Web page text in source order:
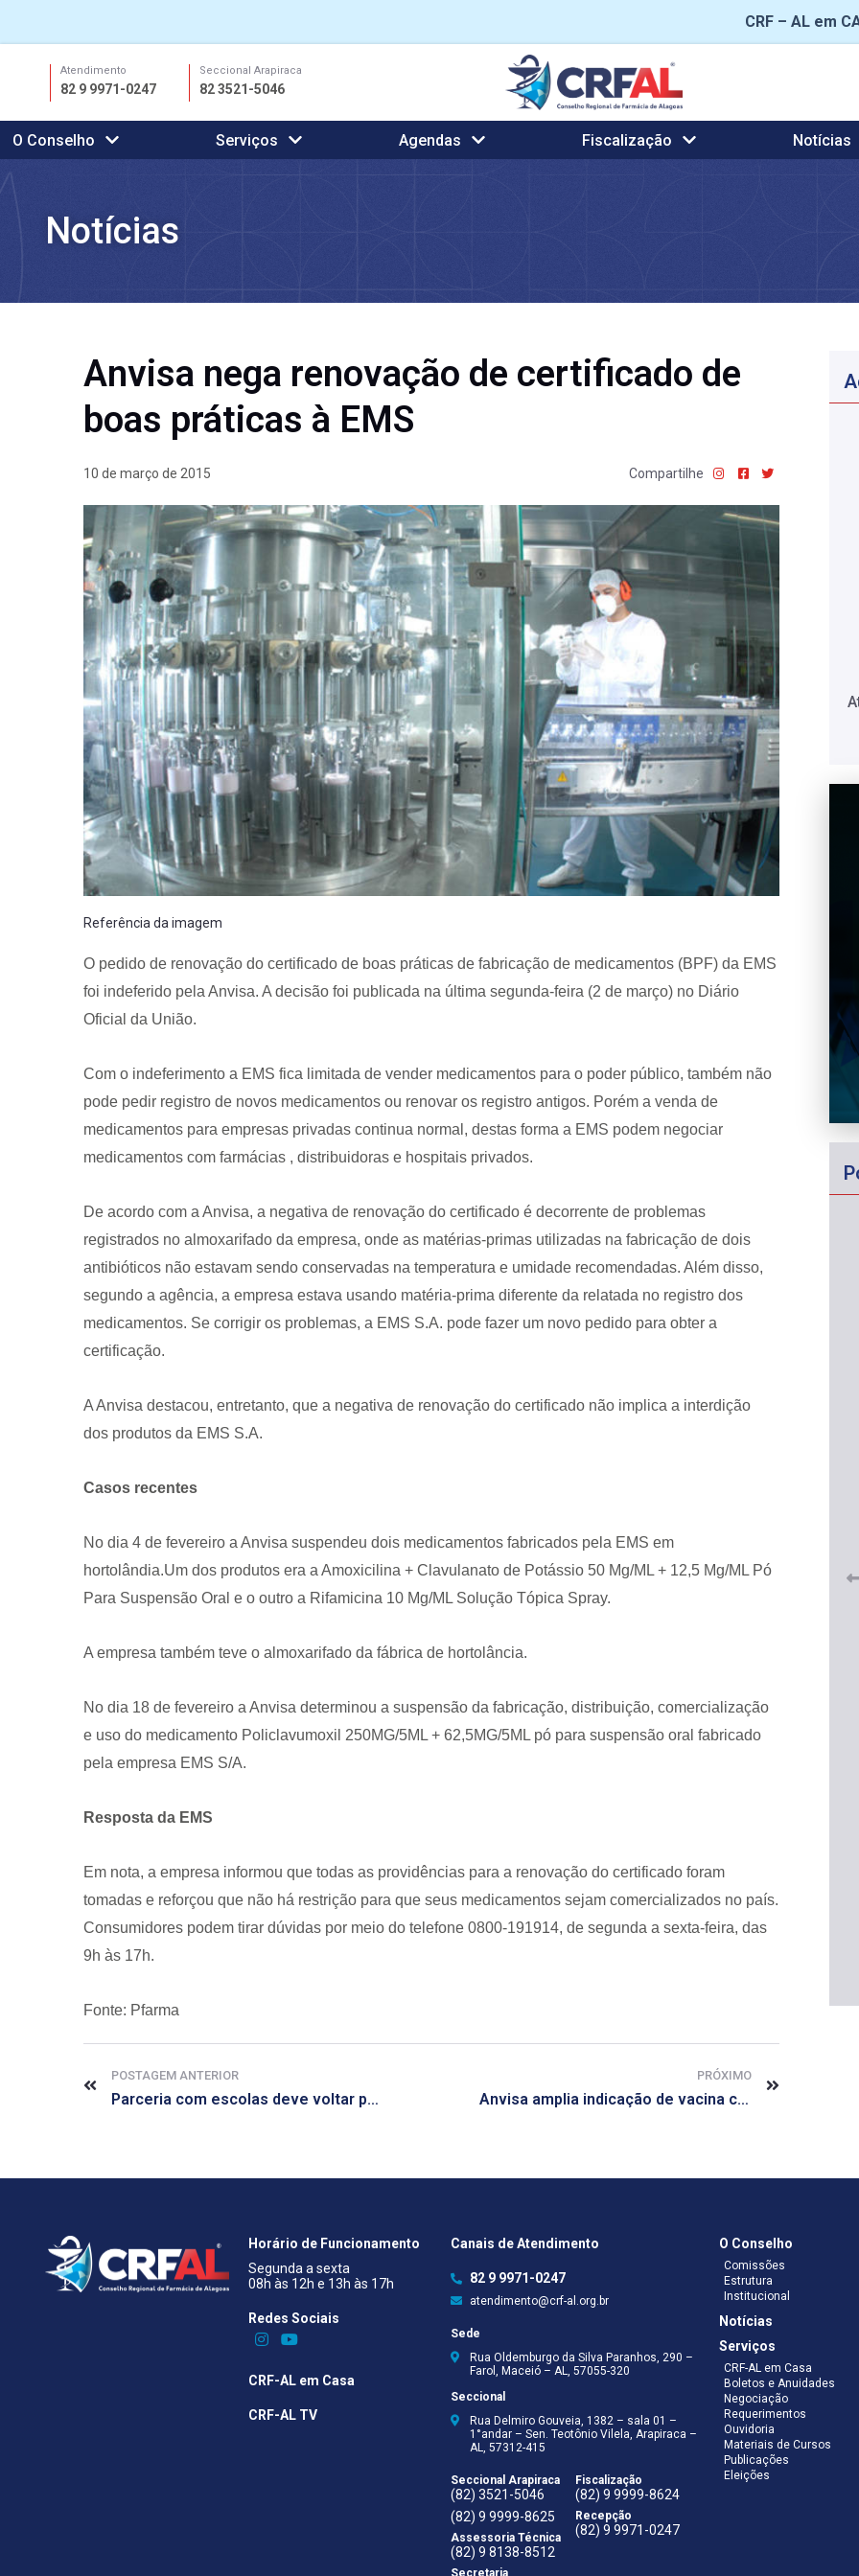
CRF – AL em
conteúdo
Atendimento
82 9 9971-0247
Seccional Arapiraca
82 3521-5046
O Conselho Serviços Agendas Fiscalização Notícias
Notícias
Anvisa nega renovação de certificado de
boas práticas à EMS
10 de março de 2015 Compartilhe
Referência da imagem
O pedido de renovação do certificado de boas práticas de fabricação de medicamentos (BPF) da EMS
foi indeferido pela Anvisa. A decisão foi publicada na última segunda-feira (2 de março) no Diário
Oficial da União.
Com o indeferimento a EMS fica limitada de vender medicamentos para o poder público, também não
pode pedir registro de novos medicamentos ou renovar os registro antigos. Porém a venda de
medicamentos para empresas privadas continua normal, destas forma a EMS podem negociar
medicamentos com farmácias , distribuidoras e hospitais privados.
De acordo com a Anvisa, a negativa de renovação do certificado é decorrente de problemas
registrados no almoxarifado da empresa, onde as matérias-primas utilizadas na fabricação de dois
antibióticos não estavam sendo conservadas na temperatura e umidade recomendadas. Além disso,
segundo a agência, a empresa estava usando matéria-prima diferente da relatada no registro dos
medicamentos. Se corrigir os problemas, a EMS S.A. pode fazer um novo pedido para obter a
certificação.
A Anvisa destacou, entretanto, que a negativa de renovação do certificado não implica a interdição
dos produtos da EMS S.A.
Casos recentes
No dia 4 de fevereiro a Anvisa suspendeu dois medicamentos fabricados pela EMS em
hortolândia.Um dos produtos era a Amoxicilina + Clavulanato de Potássio 50 Mg/ML + 12,5 Mg/ML Pó
Para Suspensão Oral e o outro a Rifamicina 10 Mg/ML Solução Tópica Spray.
A empresa também teve o almoxarifado da fábrica de hortolância.
No dia 18 de fevereiro a Anvisa determinou a suspensão da fabricação, distribuição, comercialização
e uso do medicamento Policlavumoxil 250MG/5ML + 62,5MG/5ML pó para suspensão oral fabricado
pela empresa EMS S/A.
Resposta da EMS
Em nota, a empresa informou que todas as providências para a renovação do certificado foram
tomadas e reforçou que não há restrição para que seus medicamentos sejam comercializados no país.
Consumidores podem tirar dúvidas por meio do telefone 0800-191914, de segunda a sexta-feira, das
9h às 17h.
Fonte: Pfarma
POSTAGEM ANTERIOR
Parceria com escolas deve voltar para vacina do HPV
PRÓXIMO
Anvisa amplia indicação de vacina contra HPV para mulheres até 45 anos
29 de janeiro de 2026
Virtual de Farmácia
26 de maio de 2026
Horário de Funcionamento
Segunda a sexta
08h às 12h e 13h às 17h
Redes Sociais​
CRF-AL em Casa
CRF-AL TV
Canais de Atendimento
82 9 9971-0247
atendimento@crf-al.org.br
Sede
Rua Oldemburgo da Silva Paranhos, 290 –
Farol, Maceió – AL, 57055-320
Seccional
Rua Delmiro Gouveia, 1382 – sala 01 –
1°andar – Sen. Teotônio Vilela, Arapiraca –
AL, 57312-415
Seccional Arapiraca
(82) 3521-5046
(82) 9 9999-8625
Assessoria Técnica
(82) 9 8138-8512
Secretaria
Fiscalização
(82) 9 9999-8624
Recepção
(82) 9 9971-0247
O Conselho
Comissões
Estrutura
Institucional
Notícias
Serviços
CRF-AL em Casa
Boletos e Anuidades
Negociação
Requerimentos
Ouvidoria
Materiais de Cursos
Publicações
Eleições